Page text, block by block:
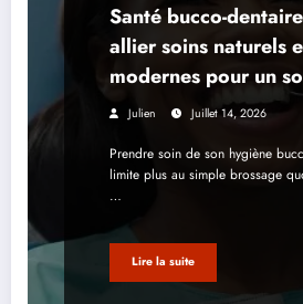
Santé bucco-
allier soins naturels
modernes pour un
éclatant ?
Julien Juillet 14, 2026
Prendre soin de son hygiène
limite plus au simple brossage
…
Lire la suite